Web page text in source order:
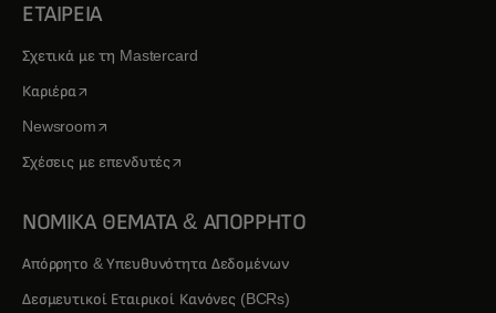
ΕΤΑΙΡΕΙΑ
Σχετικά με τη Mastercard
Καριέραopens in a new tab
Newsroomopens in a new tab
Σχέσεις με επενδυτέςopens in a new tab
ΝΟΜΙΚΑ ΘΕΜΑΤΑ & ΑΠΟΡΡΗΤΟ
Απόρρητο & Υπευθυνότητα Δεδομένων
Δεσμευτικοί Εταιρικοί Κανόνες (BCRs)